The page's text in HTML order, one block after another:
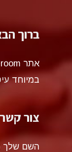
ברוך
במיוחד
צור קשר
השם שלך